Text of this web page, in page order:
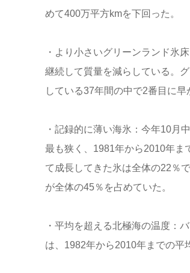
めて400万平方kmを下回った。
・より小さいグリーンランド氷
継続して質量を減らしている。
している37年間の中で2番目に早
・記録的に薄い海氷：今年10月
最も狭く、1981年から2010年ま
て成長してきた氷は全体の22％
が全体の45％を占めていた。
・平均を超える北極海の温度：
は、1982年から2010年までの平